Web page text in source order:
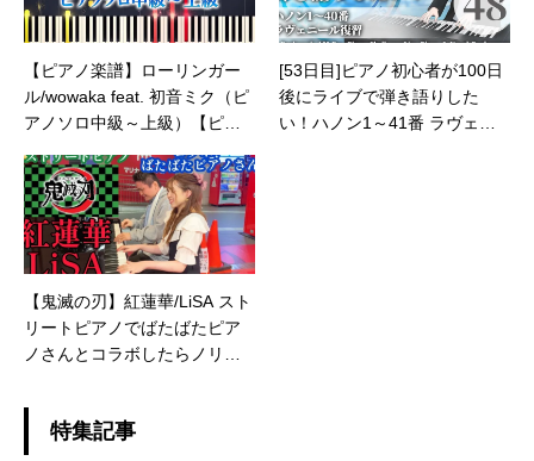
【ピアノ楽譜】ローリンガー
ル/wowaka feat. 初音ミク（ピ
アノソロ中級～上級）【ピア
Hatsune Miku
[53日目]ピアノ初心者が100日
後にライブで弾き語りした
い！ハノン1～41番 ラヴェニ
【鬼滅の刃】紅蓮華/LiSA スト
リートピアノでばたばたピア
ノさんとコラボしたらノリノ
特集記事